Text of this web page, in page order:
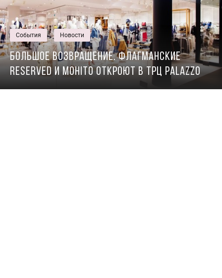
События Новости
Большое возвращение. Флагманские
Reserved и Mohito откроют в ТРЦ Palazzo